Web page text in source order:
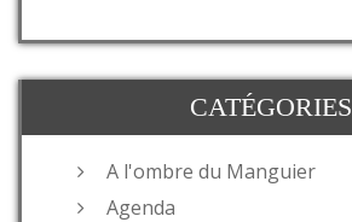
CATÉGORIES
A l'ombre du Manguier
Agenda